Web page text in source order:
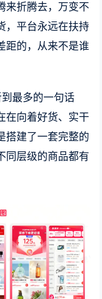
来折腾去，万变不
，平台永远在扶持
距的，从来不是谁
最多的一句话
在向着好货、实干
搭建了一套完整的
同层级的商品都有